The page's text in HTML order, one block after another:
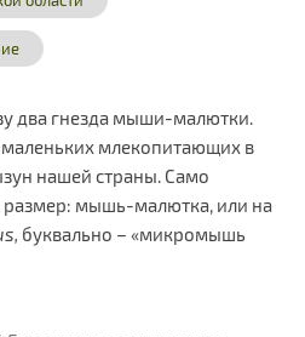
два гнезда мыши-малютки.
млекопитающих в
нашей страны. Само
размер: мышь-малютка, или на
буквально – «микромышь